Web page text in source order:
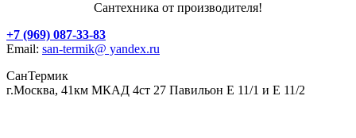
Сантехника от производителя!
+7 (969) 087-33-83
Email: san-termik@ yandex.ru
СанТермик
г.Москва, 41км МКАД 4ст 27 Павильон Е 11/1 и Е 11/2